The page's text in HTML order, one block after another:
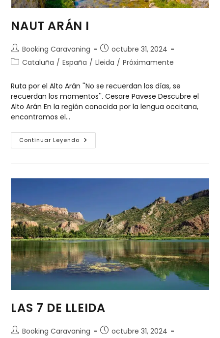
NAUT ARÁN I
Booking Caravaning
octubre 31, 2024
Cataluña / España / Lleida / Próximamente
Ruta por el Alto Arán ''No se recuerdan los días, se
recuerdan los momentos''. Cesare Pavese Descubre el
Alto Arán En la región conocida por la lengua occitana,
encontramos el…
Continuar Leyendo
LAS 7 DE LLEIDA
Booking Caravaning
octubre 31, 2024